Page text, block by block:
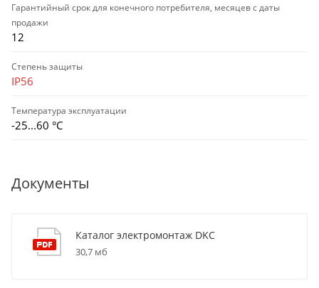
Гарантийный срок для конечного потребителя, месяцев с даты
продажи
12
Степень защиты
IP56
Температура эксплуатации
-25...60 °C
Документы
Каталог электромонтаж DKC
30,7 мб